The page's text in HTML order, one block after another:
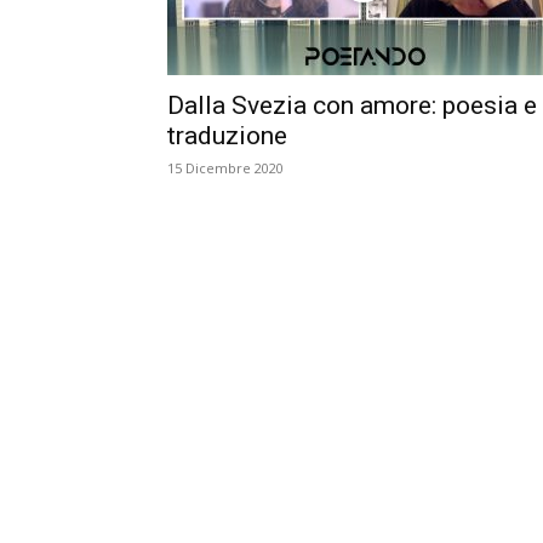
Dalla Svezia con amore: poesia e
traduzione
15 Dicembre 2020